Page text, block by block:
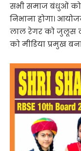
सभी समाज बंधुओं को
निभाना होगा।
लाल रेगर को जुलूस
को मीडिया प्रमुख